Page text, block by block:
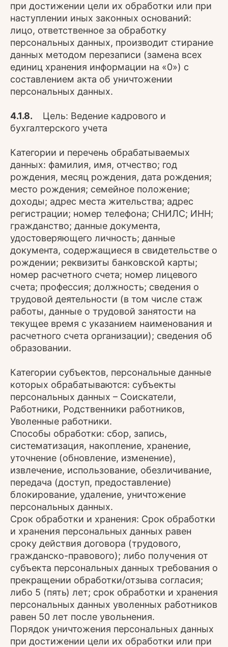
при достижении цели их обработки или при
наступлении иных законных оснований:
лицо, ответственное за обработку
персональных данных, производит стирание
данных методом перезаписи (замена всех
единиц хранения информации на «0») с
составлением акта об уничтожении
персональных данных.
4.1.8. Цель: Ведение кадрового и
бухгалтерского учета
Категории и перечень обрабатываемых
данных: фамилия, имя, отчество; год
рождения, месяц рождения, дата рождения;
место рождения; семейное положение;
доходы; адрес места жительства; адрес
регистрации; номер телефона; СНИЛС; ИНН;
гражданство; данные документа,
удостоверяющего личность; данные
документа, содержащиеся в свидетельстве о
рождении; реквизиты банковской карты;
номер расчетного счета; номер лицевого
счета; профессия; должность; сведения о
трудовой деятельности (в том числе стаж
работы, данные о трудовой занятости на
текущее время с указанием наименования и
расчетного счета организации); сведения об
образовании.
Категории субъектов, персональные данные
которых обрабатываются: субъекты
персональных данных – Соискатели,
Работники, Родственники работников,
Уволенные работники.
Способы обработки: сбор, запись,
систематизация, накопление, хранение,
уточнение (обновление, изменение),
извлечение, использование, обезличивание,
передача (доступ, предоставление)
блокирование, удаление, уничтожение
персональных данных.
Срок обработки и хранения: Срок обработки
и хранения персональных данных равен
сроку действия договора (трудового,
гражданско-правового); либо получения от
субъекта персональных данных требования о
прекращении обработки/отзыва согласия;
либо 5 (пять) лет; срок обработки и хранения
персональных данных уволенных работников
равен 50 лет после увольнения.
Порядок уничтожения персональных данных
при достижении цели их обработки или при